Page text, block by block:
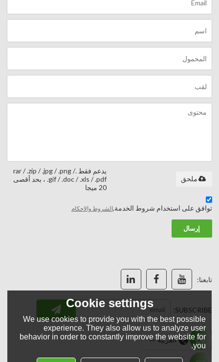
يدعم فقط .rar / .zip / .jpg / .png /
.gif / .doc / .xls / .pdf ، بحد أقصى
20 ميجا
ملحق
توافق على استخدام شروط الخدمة,الشروط والاحكام
إرسال
تابعنا:
SUBSCRIBE:
لغة: العربية
Cookie settings
We use cookies to provide you with the best possible
experience. They also allow us to analyze user
behavior in order to constantly improve the website for
you.